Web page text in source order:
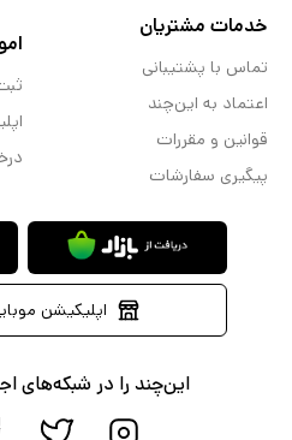
خدمات مشتریان
تماس با پشتیبانی
اعتماد به این‌چند
قوانین و مقررات
پیگیری سفارشات
اپلیکیشن
این‌چند را در شبکه‌های